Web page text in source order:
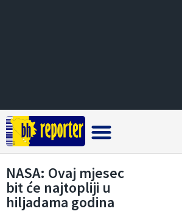
NASA: Ovaj mjesec
bit će najtopliji u
hiljadama godina